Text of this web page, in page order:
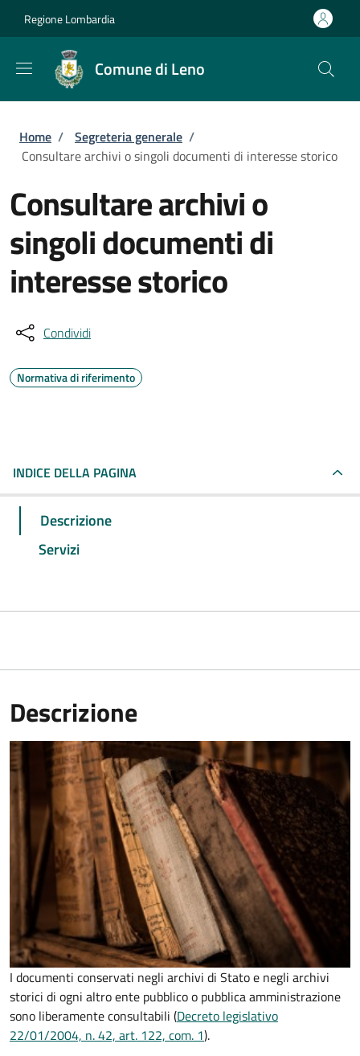
Regione Lombardia
Comune di Leno
Briciole di pane
Home / Segreteria generale /
Consultare archivi o singoli documenti di interesse storico
Consultare archivi o
singoli documenti di
interesse storico
Condividi
Normativa di riferimento
INDICE DELLA PAGINA
Descrizione
Servizi
Descrizione
I documenti conservati negli archivi di Stato e negli archivi
storici di ogni altro ente pubblico o pubblica amministrazione
sono liberamente consultabili (Decreto legislativo
22/01/2004, n. 42, art. 122, com. 1).